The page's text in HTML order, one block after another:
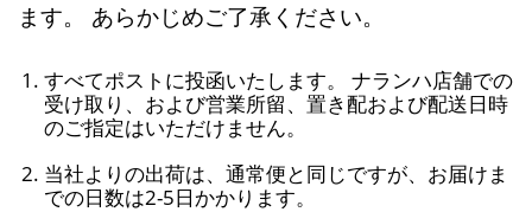
ます。 あらかじめご了承ください。
すべてポストに投函いたします。 ナランハ店舗での
受け取り、および営業所留、置き配および配送日時
のご指定はいただけません。
当社よりの出荷は、通常便と同じですが、お届けま
での日数は2-5日かかります。